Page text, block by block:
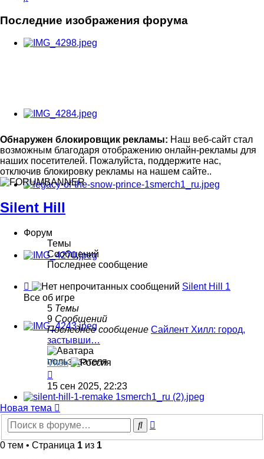
Последние изображения форума
Обнаружен блокировщик рекламы: Наш веб-сайт стал
возможным благодаря отображению онлайн-рекламы для
наших посетителей. Пожалуйста, поддержите нас,
отключив блокировку рекламы на нашем сайте..
Silent Hill
Форум
Темы
Сообщений
Последнее сообщение
Канал
-
Silent
1
Silent Hill 1
Все об игре
5 Темы
9 Сообщений
Последнее сообщение Сайлент Хилл: город,
застывши…
Vitek
к
последнему
сообщению
15 сен 2025, 22:23
Новая тема
Поиск
0 тем • Страница 1 из 1